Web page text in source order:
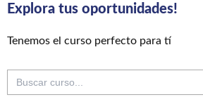
Explora tus oportunidades!
Tenemos el curso perfecto para tí
Buscar: